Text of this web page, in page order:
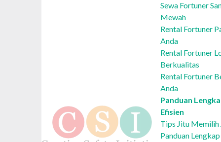
Sewa Fortuner
Mewah
Rental Fortuner
Anda
Rental Fortuner
Berkualitas
Rental Fortuner
Anda
Panduan
Efisien
Tips Jitu Memilih
Panduan